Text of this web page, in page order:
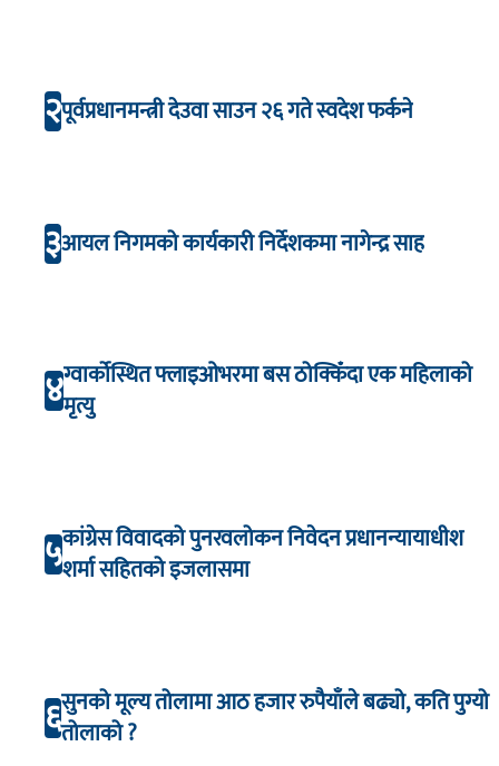
२पूर्वप्रधानमन्त्री देउवा साउन २६ गते स्वदेश फर्कने
३आयल निगमको कार्यकारी निर्देशकमा नागेन्द्र साह
४ग्वार्कोस्थित फ्लाइओभरमा बस ठोक्किँदा एक महिलाको
मृत्यु
५कांग्रेस विवादको पुनरवलोकन निवेदन प्रधानन्यायाधीश
शर्मा सहितको इजलासमा
६सुनको मूल्य तोलामा आठ हजार रुपैयाँले बढ्यो, कति पुग्यो
तोलाको ?